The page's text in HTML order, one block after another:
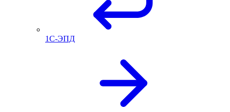
1С-ЭПД